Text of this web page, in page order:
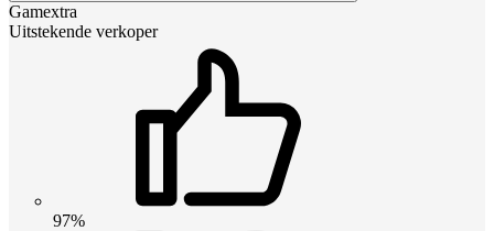
Gamextra
Uitstekende verkoper
97%